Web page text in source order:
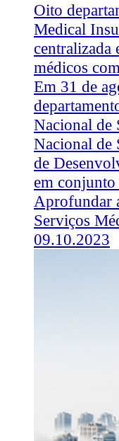
Oito
Medical
centralizada
médicos
Em 31 de
Nacional de
Nacional de
de
em
Aprofundar
Serviços
09.10.2023